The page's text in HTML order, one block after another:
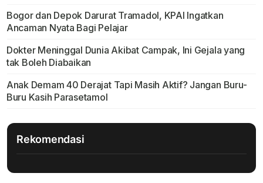
Bogor dan Depok Darurat Tramadol, KPAI Ingatkan
Ancaman Nyata Bagi Pelajar
Dokter Meninggal Dunia Akibat Campak, Ini Gejala yang
tak Boleh Diabaikan
Anak Demam 40 Derajat Tapi Masih Aktif? Jangan Buru-
Buru Kasih Parasetamol
Rekomendasi